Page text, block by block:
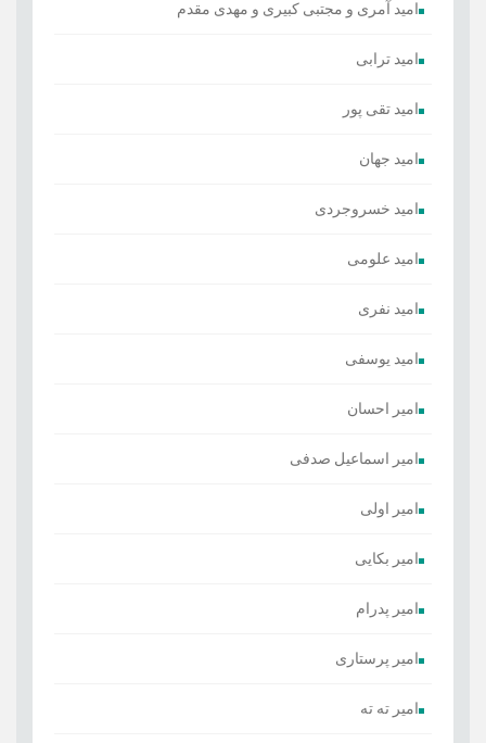
امید آمری و مجتبی کبیری و مهدى مقدم
امید ترابی
امید تقی پور
امید جهان
امید خسروجردی
امید علومی
امید نفری
امید یوسفی
امیر احسان
امیر اسماعیل صدفی
امیر اولی
امیر بکایی
امیر پدرام
امیر پرستاری
امیر ته ته